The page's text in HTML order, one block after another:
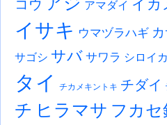
コウ
アマダイ イカ
イサキ ウマヅラハギ
サゴシ サバ サワラ シロイカ
タイ チカメキントキ チダイ
チ ヒラマサ フカセ